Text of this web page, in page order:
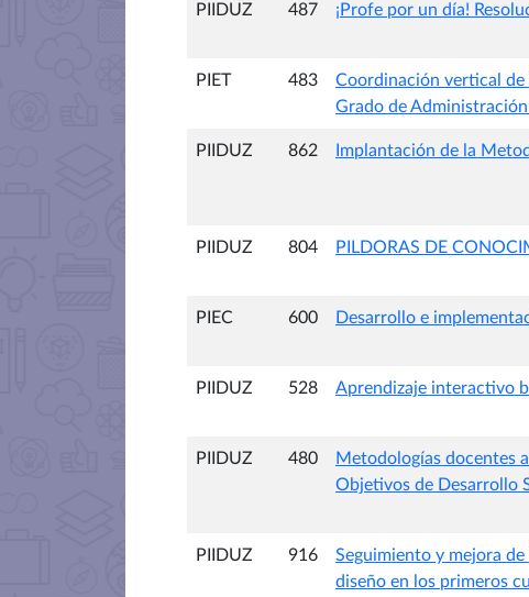
PIIDUZ 487 ¡Profe por un día!
PIET 483
Coordinación vertical de
Grado de
PIIDUZ 862 Implantación de la
PIIDUZ 804 PILDORAS DE
PIEC 600 Desarrollo e
PIIDUZ 528 Aprendizaje interactivo
PIIDUZ 480
Metodologías docentes
Objetivos de Desarrollo
PIIDUZ 916
Seguimiento y mejora
diseño en los primeros